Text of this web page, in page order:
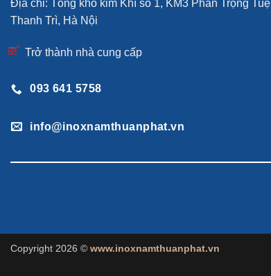
Địa chỉ: Tổng kho kim Khí số 1, KM3 Phan Trọng Tuệ
Thanh Trì, Hà Nội
Trở thành nhà cung cấp
093 641 5758
info@inoxnamthuanphat.vn
Copyright 2026 © www.inoxnamthuanphat.vn